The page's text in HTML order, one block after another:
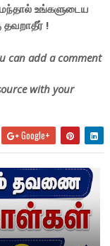
உங்களுடைய
தவறாதீர் !
can add a comment
with your
Google+